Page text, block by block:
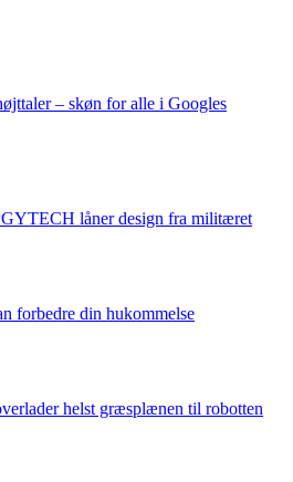
– skøn for alle i Googles
låner design fra militæret
forbedre din hukommelse
helst græsplænen til robotten